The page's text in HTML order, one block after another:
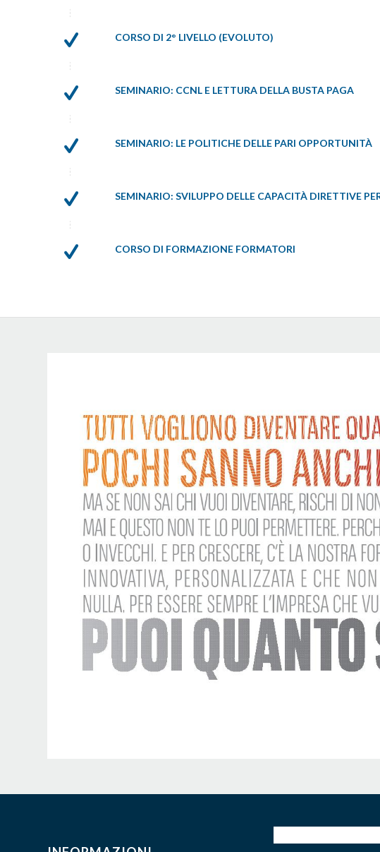
CORSO DI 2° LIVELLO (EVOLUTO)
SEMINARIO: CCNL E LETTURA DELLA BUSTA PAGA
SEMINARIO: LE POLITICHE DELLE PARI OPPORTUNITÀ
SEMINARIO: SVILUPPO DELLE CAPACITÀ DIRETTIVE
CORSO DI FORMAZIONE FORMATORI